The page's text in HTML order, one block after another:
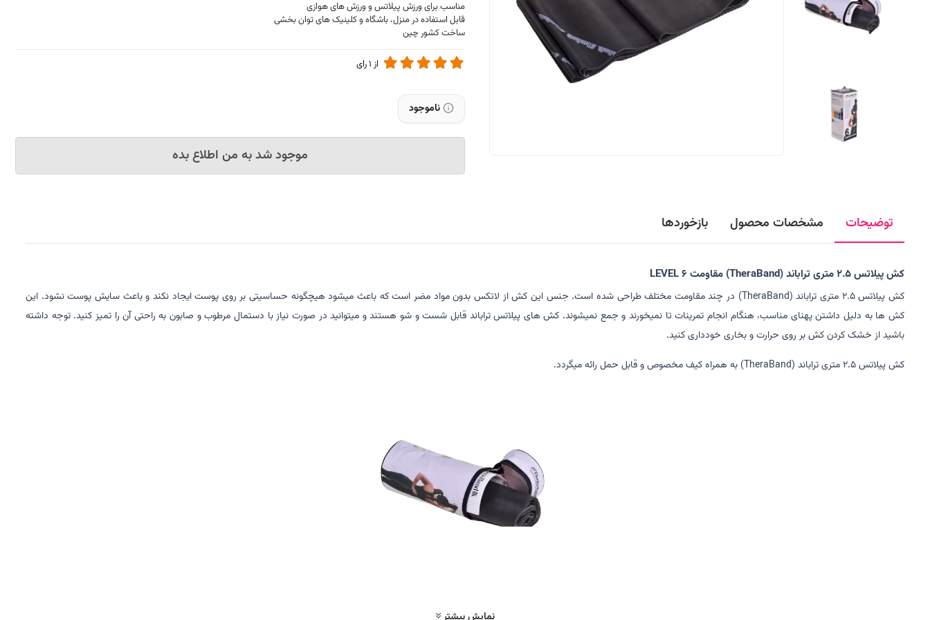
مناسب برای ورزش پیلاتس و ورزش های هوازی
قابل استفاده در منزل، باشگاه و کلینیک های توان بخشی
ساخت کشور چین
از 1رای
ناموجود
موجود شد به من اطلاع بده
توضیحات مشخصات محصول بازخوردها
کش پیلاتس 2.5 متری تراباند (TheraBand) مقاومت LEVEL 6
کش پیلاتس 2.5 متری تراباند (TheraBand) در چند مقاومت مختلف طراحی شده است. جنس این کش از لاتکس بدون مواد مضر است که باعث میشود هیچگونه حساسیتی بر روی پوست ایجاد نکند و باعث سایش پوست نشود. این
کش ها به دلیل داشتن پهنای مناسب، هنگام انجام تمرینات تا نمیخورند و جمع نمیشوند. کش های پیلاتس تراباند قابل شست و شو هستند و میتوانید در صورت نیاز با دستمال مرطوب و صابون به راحتی آن را تمیز کنید. توجه داشته
باشید از خشک کردن کش بر روی حرارت و بخاری خودداری کنید.
کش پیلاتس 2.5 متری تراباند (TheraBand) به همراه کیف مخصوص و قابل حمل رائه میگردد.